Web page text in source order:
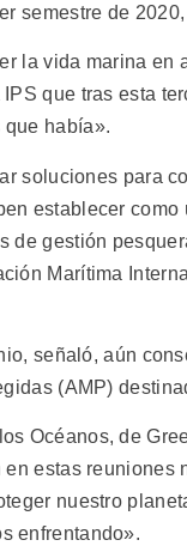
semestre de
la vida marina en
que tras esta
había».
soluciones para
establecer
gestión
Marítima
señaló, aún
(AMP)
Océanos, de
estas
nuestro
enfrentando».